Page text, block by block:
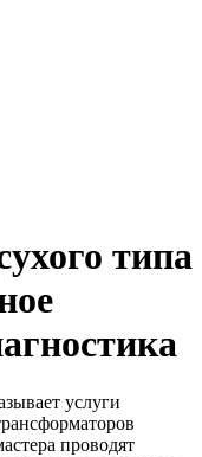
типа
услуги
проводят